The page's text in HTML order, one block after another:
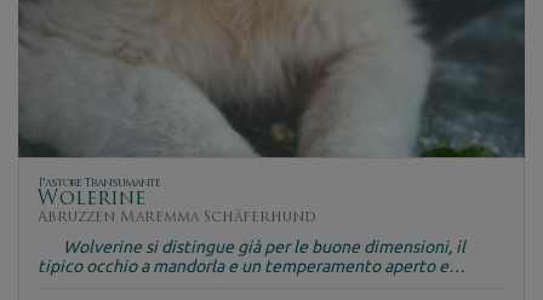
Pastore Transumante
Wolerine
Abruzzen Maremma Schäferhund
Wolverine si distingue già per le buone dimensioni, il
tipico occhio a mandorla e un temperamento aperto e…